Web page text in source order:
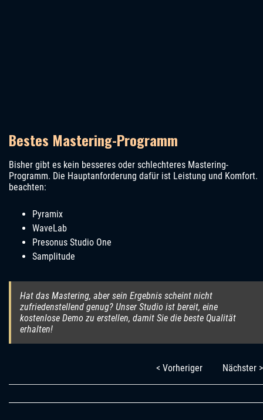
Bestes Mastering-Programm
Bisher gibt es kein besseres oder schlechteres Mastering-
Programm. Die Hauptanforderung dafür ist Leistung und Komfort.
beachten:
Pyramix
WaveLab
Presonus Studio One
Samplitude
Hat das Mastering, aber sein Ergebnis scheint nicht
zufriedenstellend genug? Unser Studio ist bereit, eine
kostenlose Demo zu erstellen, damit Sie die beste Qualität
erhalten!
< Vorheriger Nächster >